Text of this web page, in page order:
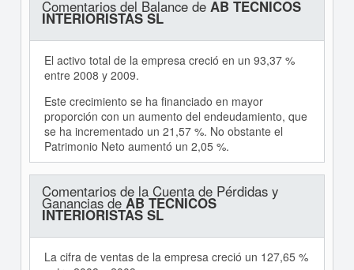
Comentarios del Balance de AB TECNICOS
INTERIORISTAS SL
El activo total de la empresa creció en un 93,37 %
entre 2008 y 2009.
Este crecimiento se ha financiado en mayor
proporción con un aumento del endeudamiento, que
se ha incrementado un 21,57 %. No obstante el
Patrimonio Neto aumentó un 2,05 %.
Comentarios de la Cuenta de Pérdidas y
Ganancias deAB TECNICOS
INTERIORISTAS SL
La cifra de ventas de la empresa creció un 127,65 %